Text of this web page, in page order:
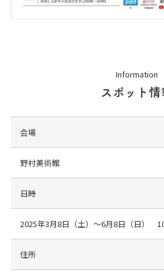
Information
スポット情
会場
野村美術館
日時
2025年3月8日（土）～6月8日（日）
住所